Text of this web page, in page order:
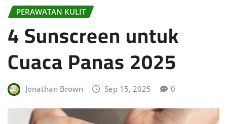
PERAWATAN KULIT
4 Sunscreen untuk
Cuaca Panas 2025
Jonathan Brown Sep 15, 2025 0